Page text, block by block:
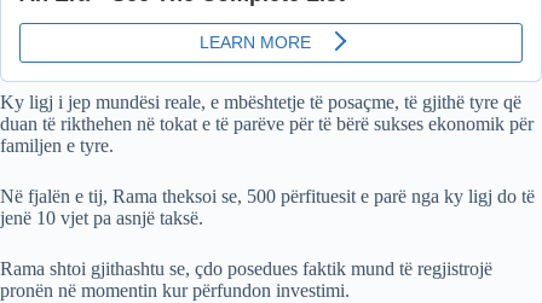
Ky ligj i jep mundësi reale, e mbështetje të posaçme, të gjithë tyre që
duan të rikthehen në tokat e të parëve për të bërë sukses ekonomik për
familjen e tyre.
Në fjalën e tij, Rama theksoi se, 500 përfituesit e parë nga ky ligj do të
jenë 10 vjet pa asnjë taksë.
Rama shtoi gjithashtu se, çdo posedues faktik mund të regjistrojë
pronën në momentin kur përfundon investimi.